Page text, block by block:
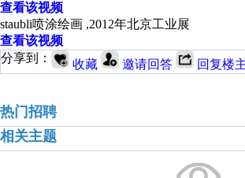
查看该视频
staubli喷涂绘画 ,2012年北京工业展
查看该视频
分享到：
收藏 邀请回答 回复楼
热门招聘
相关主题